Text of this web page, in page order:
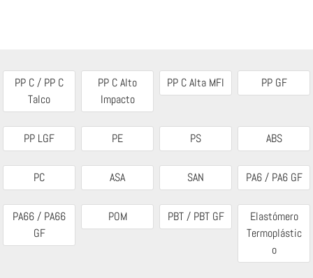
PP C / PP C
Talco
PP C Alto
Impacto
PP C Alta MFI PP GF
PP LGF PE PS ABS
PC ASA SAN PA6 / PA6 GF
PA66 / PA66
GF
POM PBT / PBT GF
Elastómero
Termoplástic
o